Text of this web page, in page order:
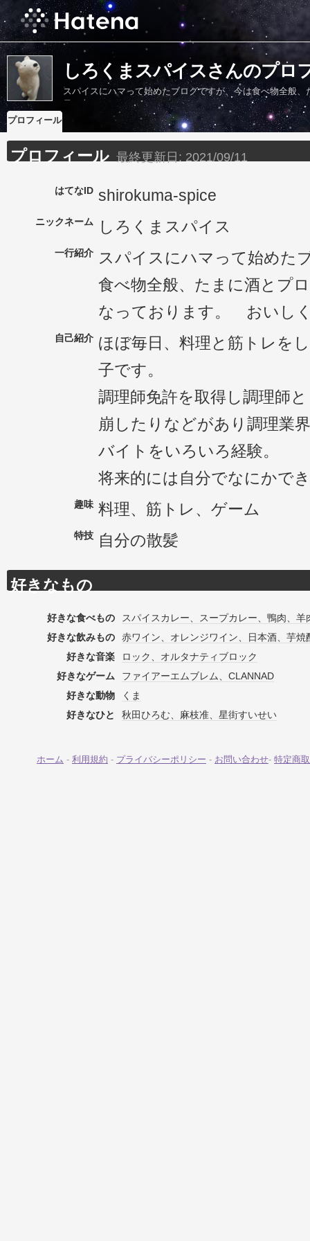
しろくまスパイスさんのプロ
スパイスにハマって始めたブログですが、今は食べ物全般
モットー
プロフィール
プロフィール 最終更新日: 2021/09/11
はてなID shirokuma-spice
ニックネーム しろくまスパイス
一行紹介 スパイスにハマって始めた
食べ物全般、たまに酒とプ
なっております。 おいし
自己紹介 ほぼ毎日、料理と筋トレを
子です。
調理師免許を取得し調理師
崩したりなどがあり調理業
バイトをいろいろ経験。
将来的には自分でなにかで
趣味 料理、筋トレ、ゲーム
特技 自分の散髪
好きなもの
好きな食べもの
スパイスカレー、スープカレー、鴨肉、羊
好きな飲みもの
赤ワイン、オレンジワイン、日本酒、芋焼
好きな音楽
ロック、オルタナティブロック
好きなゲーム
ファイアーエムブレム、CLANNAD
好きな動物
くま
好きなひと
秋田ひろむ、麻枝准、星街すいせい
ホーム - 利用規約 - プライバシーポリシー - お問い合わせ- 特定商